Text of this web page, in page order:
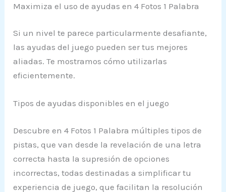
Maximiza el uso de ayudas en 4 Fotos 1 Palabra
Si un nivel te parece particularmente desafiante,
las ayudas del juego pueden ser tus mejores
aliadas. Te mostramos cómo utilizarlas
eficientemente.
Tipos de ayudas disponibles en el juego
Descubre en 4 Fotos 1 Palabra múltiples tipos de
pistas, que van desde la revelación de una letra
correcta hasta la supresión de opciones
incorrectas, todas destinadas a simplificar tu
experiencia de juego, que facilitan la resolución